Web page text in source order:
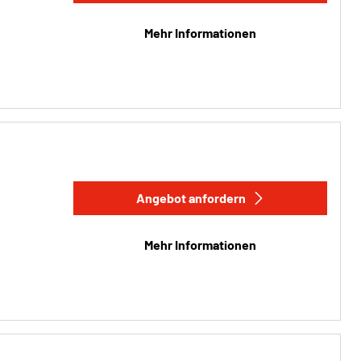
Mehr Informationen
Angebot anfordern
Mehr Informationen